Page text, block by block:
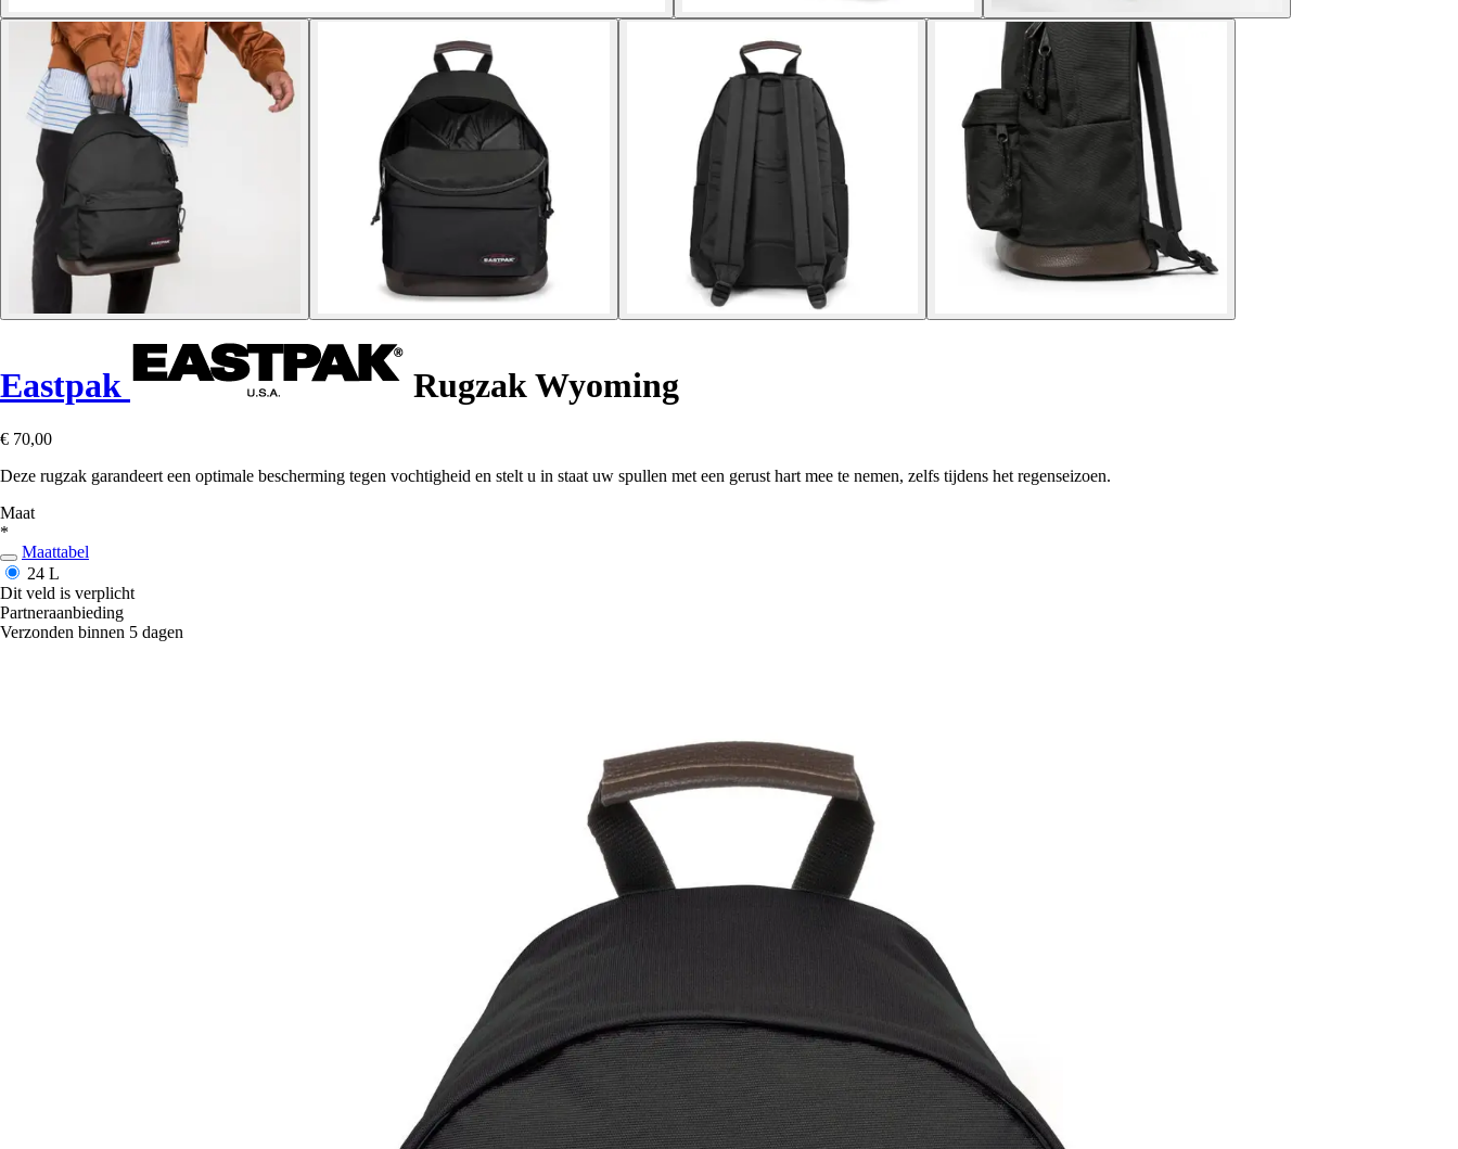
Eastpak Rugzak Wyoming
€ 70,00
Deze rugzak garandeert een optimale bescherming tegen vochtigheid en stelt u in staat uw spullen met een gerust hart mee te nemen, zelfs tijdens het regenseizoen.
Maat
*
Maattabel
24 L
Dit veld is verplicht
Partneraanbieding
Verzonden binnen 5 dagen